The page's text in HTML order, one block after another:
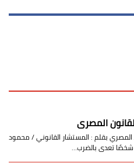
المصري
بقلم : المستشار القانوني / محمود
تعدى بالضرب…